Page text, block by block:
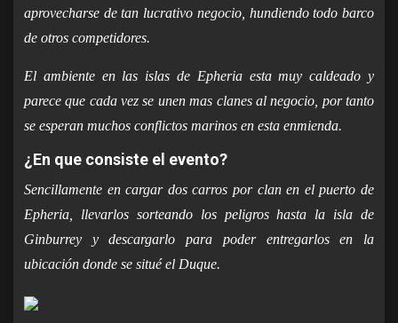
aprovecharse de tan lucrativo negocio, hundiendo todo barco
de otros competidores.
El ambiente en las islas de Epheria esta muy caldeado y
parece que cada vez se unen mas clanes al negocio, por tanto
se esperan muchos conflictos marinos en esta enmienda.
¿En que consiste el evento?
Sencillamente en cargar dos carros por clan en el puerto de
Epheria, llevarlos sorteando los peligros hasta la isla de
Ginburrey y descargarlo para poder entregarlos en la
ubicación donde se situé el Duque.